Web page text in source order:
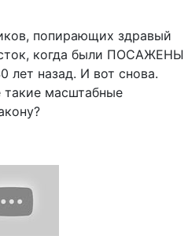
попирающих здравый
когда были ПОСАЖЕНЫ
назад. И вот снова.
масштабные